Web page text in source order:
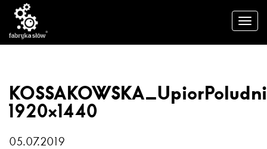
1920×1440
05.07.2019